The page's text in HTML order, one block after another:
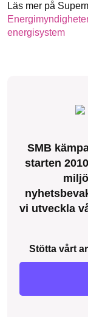
Läs mer på
energisystem
SMB
starten
vi utveckla
Stötta vårt